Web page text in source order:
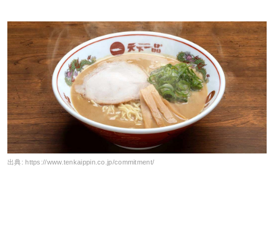
出典: https://www.tenkaippin.co.jp/commitment/